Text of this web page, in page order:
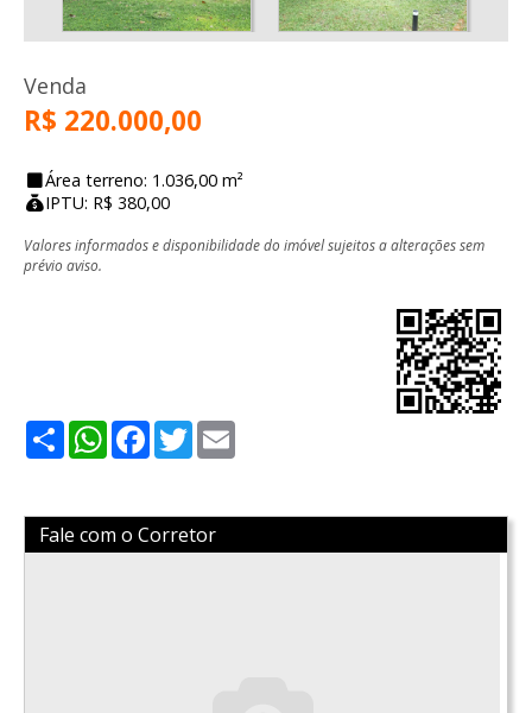
Venda
R$ 220.000,00
Área terreno: 1.036,00 m²
IPTU: R$ 380,00
Valores informados e disponibilidade do imóvel sujeitos a alterações sem
prévio aviso.
ShareWhatsApp
Facebook
Twitter
Fale com o Corretor